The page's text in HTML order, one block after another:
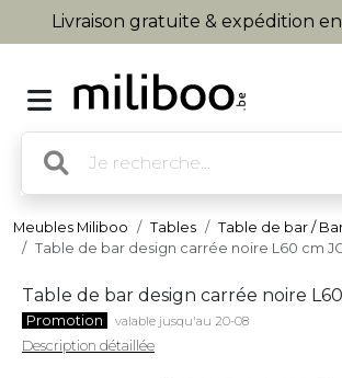
Livraison gratuite & expédition
Meubles Miliboo Tables
Table de bar /
Table de bar design carrée noire L60 cm
Table de bar design carrée noire
Promotion valable jusqu'au 20-08
Description détaillée